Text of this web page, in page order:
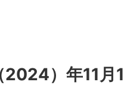
2024）年11